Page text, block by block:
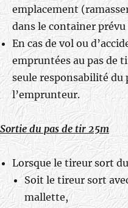
emplacement
dans le container
En cas de vol ou
empruntées au pas de
seule responsabilité du
l’emprunteur.
Sortie du pas de tir 25m
Lorsque le tireur sort
Soit le tireur sort
mallette,